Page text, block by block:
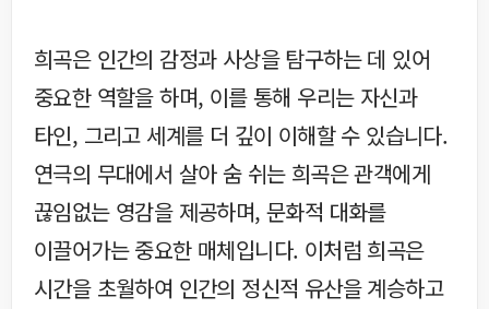
희곡은 인간의 감정과 사상을 탐구하는 데 있어
중요한 역할을 하며, 이를 통해 우리는 자신과
타인, 그리고 세계를 더 깊이 이해할 수 있습니다.
연극의 무대에서 살아 숨 쉬는 희곡은 관객에게
끊임없는 영감을 제공하며, 문화적 대화를
이끌어가는 중요한 매체입니다. 이처럼 희곡은
시간을 초월하여 인간의 정신적 유산을 계승하고